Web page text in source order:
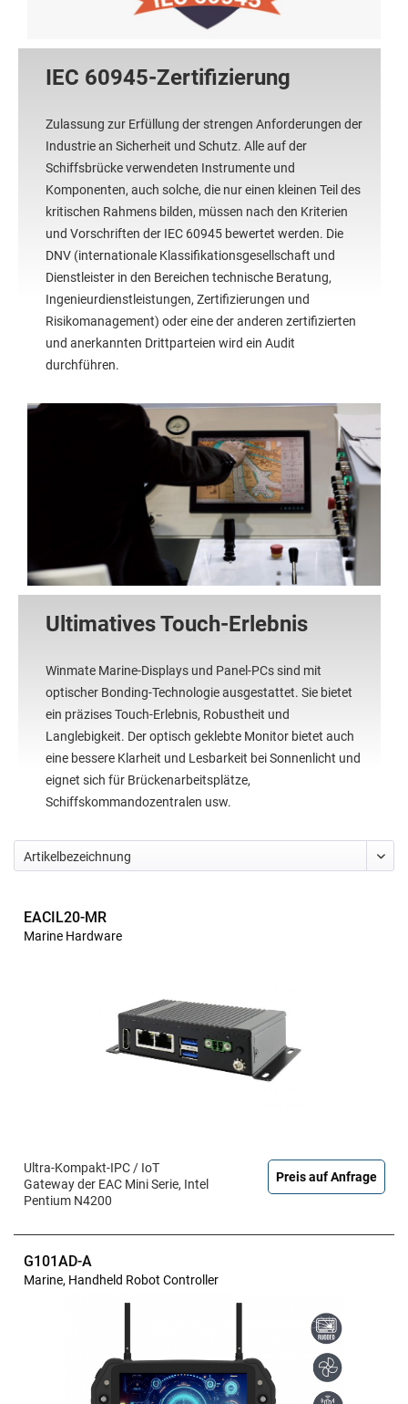
IEC 60945-Zertifizierung
Zulassung zur Erfüllung der strengen Anforderungen der
Industrie an Sicherheit und Schutz. Alle auf der
Schiffsbrücke verwendeten Instrumente und
Komponenten, auch solche, die nur einen kleinen Teil des
kritischen Rahmens bilden, müssen nach den Kriterien
und Vorschriften der IEC 60945 bewertet werden. Die
DNV (internationale Klassifikationsgesellschaft und
Dienstleister in den Bereichen technische Beratung,
Ingenieurdienstleistungen, Zertifizierungen und
Risikomanagement) oder eine der anderen zertifizierten
und anerkannten Drittparteien wird ein Audit
durchführen.
Ultimatives Touch-Erlebnis
Winmate Marine-Displays und Panel-PCs sind mit
optischer Bonding-Technologie ausgestattet. Sie bietet
ein präzises Touch-Erlebnis, Robustheit und
Langlebigkeit. Der optisch geklebte Monitor bietet auch
eine bessere Klarheit und Lesbarkeit bei Sonnenlicht und
eignet sich für Brückenarbeitsplätze,
Schiffskommandozentralen usw.
EACIL20-MR
Marine Hardware
Ultra-Kompakt-IPC / IoT
Gateway der EAC Mini Serie, Intel
Pentium N4200
Preis auf Anfrage
G101AD-A
Marine, Handheld Robot Controller